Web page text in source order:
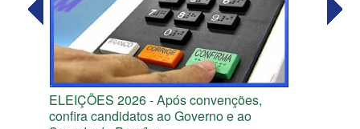
ELEIÇÕES 2026 - Após convenções,
confira candidatos ao Governo e ao